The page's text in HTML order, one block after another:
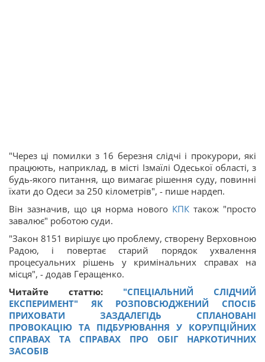
"Через ці помилки з 16 березня слідчі і прокурори, які
працюють, наприклад, в місті Ізмаїлі Одеської області, з
будь-якого питання, що вимагає рішення суду, повинні
їхати до Одеси за 250 кілометрів", - пише нардеп.
Він зазначив, що ця норма нового КПК також "просто
завалює" роботою суди.
"Закон 8151 вирішує цю проблему, створену Верховною
Радою, і повертає старий порядок ухвалення
процесуальних рішень у кримінальних справах на
місця", - додав Геращенко.
Читайте статтю: "СПЕЦІАЛЬНИЙ СЛІДЧИЙ
ЕКСПЕРИМЕНТ" ЯК РОЗПОВСЮДЖЕНИЙ СПОСІБ
ПРИХОВАТИ ЗАЗДАЛЕГІДЬ СПЛАНОВАНІ
ПРОВОКАЦІЮ ТА ПІДБУРЮВАННЯ У КОРУПЦІЙНИХ
СПРАВАХ ТА СПРАВАХ ПРО ОБІГ НАРКОТИЧНИХ
ЗАСОБІВ